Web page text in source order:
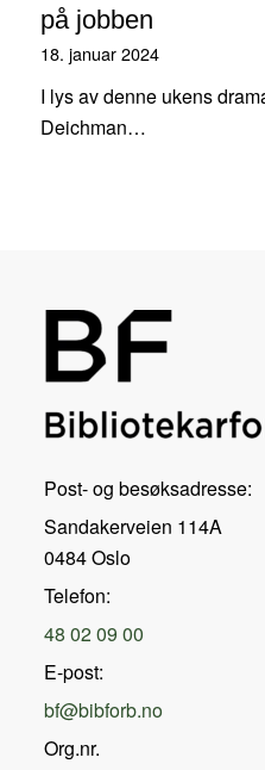
på jobben
18. januar 2024
I lys av denne ukens
Deichman…
Post- og besøksadresse:
Sandakerveien 114A
0484 Oslo
Telefon:
48 02 09 00
E-post:
bf@bibforb.no
Org.nr.